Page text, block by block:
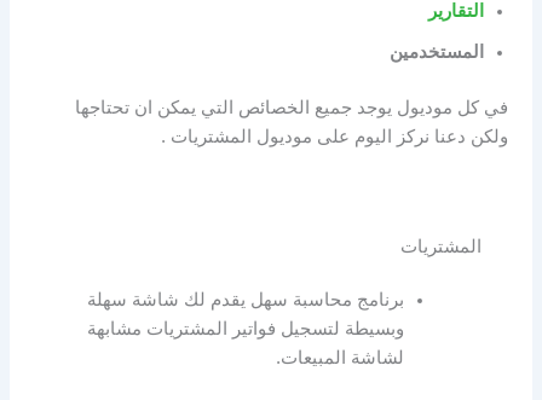
التقارير
المستخدمين
في كل موديول يوجد جميع الخصائص التي يمكن ان تحتاجها
ولكن دعنا نركز اليوم على موديول المشتريات .
المشتريات
برنامج محاسبة سهل يقدم لك شاشة سهلة
وبسيطة لتسجيل فواتير المشتريات مشابهة
لشاشة المبيعات.